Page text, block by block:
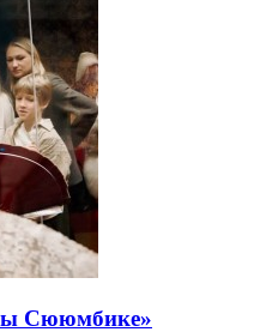
Сююмбике»